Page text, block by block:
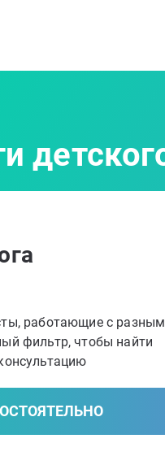
работающие с
фильтр, чтобы найти